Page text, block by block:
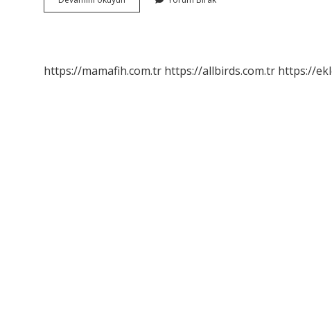
Ally
https://mamafih.com.tr https://allbirds.com.tr https://